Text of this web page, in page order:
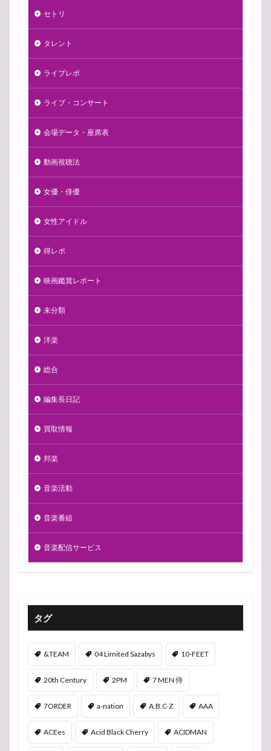
セトリ
タレント
ライブレポ
ライブ・コンサート
会場データ・座席表
動画視聴法
女優・俳優
女性アイドル
得レポ
映画鑑賞レポート
未分類
洋楽
総合
編集長日記
買取情報
邦楽
音楽活動
音楽番組
音楽配信サービス
タグ
&TEAM 04 Limited Sazabys 10-FEET
20th Century 2PM 7 MEN 侍
7ORDER a-nation A.B.C-Z AAA
ACEes Acid Black Cherry ACIDMAN